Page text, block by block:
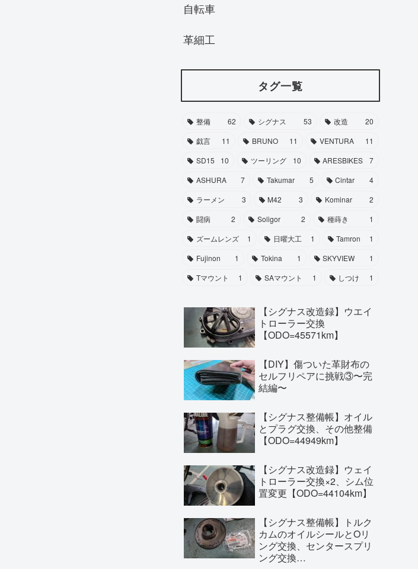
自転車
革細工
タグ一覧
整備 62 シグナス 53 改造
20
戯言
11 BRUNO 11 VENTURA
11
SD15
10 ツーリング 10 ARESBIKES
7
ASHURA
7 Takumar 5 Cintar
4
ラーメン
3 M42 3 Kominar
2
闘病
2 Soligor 2 種蒔き
1
ズームレンズ
1 日曜大工 1 Tamron
1
Fujinon
1 Tokina 1 SKYVIEW
1
Tマウント
1 SAマウント 1 しつけ 1
【シグナス改造録】ウエイ
トローラー交換
【ODO=45571km】
【DIY】傷ついた革財布の
セルフリペアに挑戦③〜完
結編〜
【シグナス整備帳】オイル
とプラグ交換、その他整備
【ODO=44949km】
【シグナス改造録】ウェイ
トローラー交換×2、シム位
置変更【ODO=44104km】
【シグナス整備帳】トルク
カムのオイルシールとOリ
ング交換、センタースプリ
ング交換